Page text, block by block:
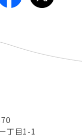
丁目1-1